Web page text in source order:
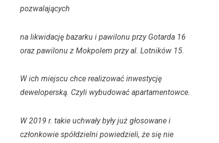
pozwalających
na likwidację bazarku i pawilonu przy Gotarda 16
oraz pawilonu z Mokpolem przy al. Lotników 15.
W ich miejscu chce realizować inwestycję
deweloperską. Czyli wybudować apartamentowce.
W 2019 r. takie uchwały były już głosowane i
członkowie spółdzielni powiedzieli, że się nie